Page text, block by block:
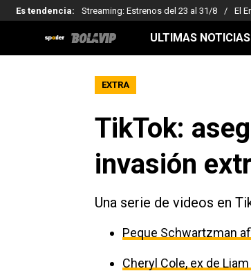
Es tendencia: Streaming: Estrenos del 23 al 31/8 El
ULTIMAS NOTICIAS
EXTRA
TikTok:
invasión
Una serie de videos en
Peque Schwartzman
Cheryl Cole, ex de